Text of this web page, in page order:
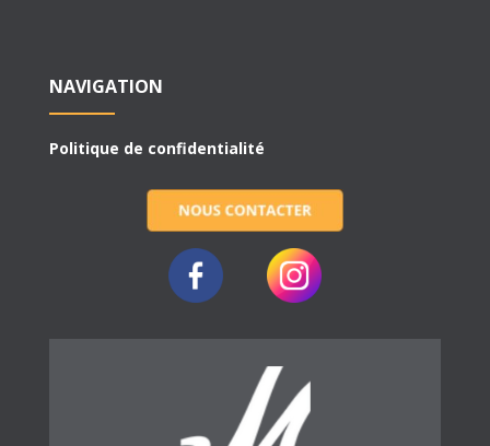
NAVIGATION
Politique de confidentialité